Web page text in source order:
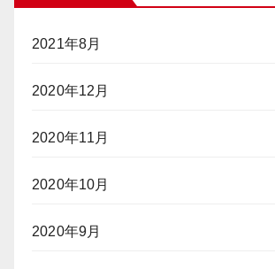
2021年8月
2020年12月
2020年11月
2020年10月
2020年9月